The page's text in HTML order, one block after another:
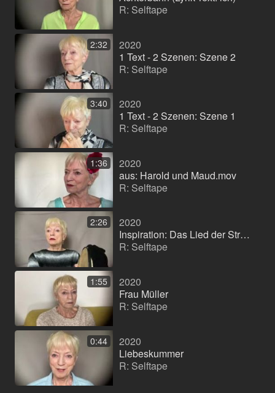
R: Selftape
2:32
2020
1 Text - 2 Szenen: Szene 2
R: Selftape
3:40
2020
1 Text - 2 Szenen: Szene 1
R: Selftape
1:36
2020
aus: Harold und Maud.mov
R: Selftape
2:26
2020
Inspiration: Das Lied der Straße
R: Selftape
1:55
2020
Frau Müller
R: Selftape
0:44
2020
Liebeskummer
R: Selftape